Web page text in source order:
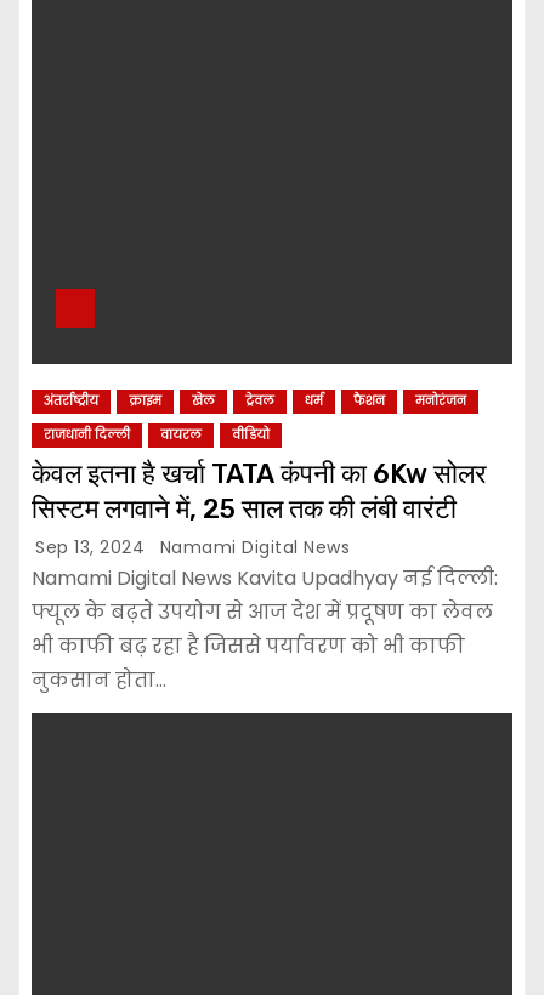
अंतर्राष्ट्रीय क्राइम खेल ट्रेवल धर्म फैशन
मनोरंजन
राजधानी दिल्ली
वायरल वीडियो
केवल इतना है खर्चा TATA कंपनी का 6Kw सोलर
सिस्टम लगवाने में, 25 साल तक की लंबी वारंटी
Sep 13, 2024 Namami Digital News
Namami Digital News Kavita Upadhyay नई दिल्ली:
फ्यूल के बढ़ते उपयोग से आज देश में प्रदूषण का लेवल
भी काफी बढ़ रहा है जिससे पर्यावरण को भी काफी
नुकसान होता…